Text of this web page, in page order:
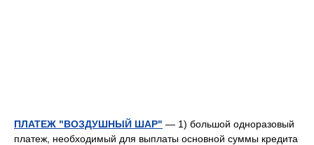
ПЛАТЕЖ "ВОЗДУШНЫЙ ШАР" — 1) большой одноразовый
платеж, необходимый для выплаты основной суммы кредита